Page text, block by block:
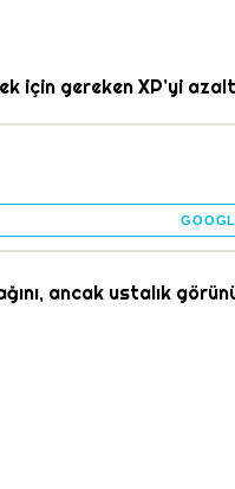
için gereken XP’yi
ancak ustalık